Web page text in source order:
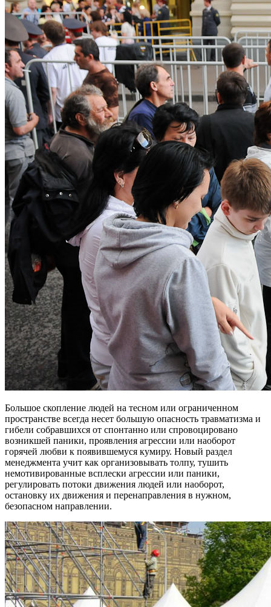
Большое скопление людей на тесном или ограниченном
пространстве всегда несет большую опасность травматизма и
гибели собравшихся от спонтанно или спровоцировано
возникшей паники, проявления агрессии или наоборот
горячей любви к появившемуся кумиру. Новый раздел
менеджмента учит как организовывать толпу, тушить
немотивированные всплески агрессии или паники,
регулировать потоки движения людей или наоборот,
остановку их движения и перенаправления в нужном,
безопасном направлении.